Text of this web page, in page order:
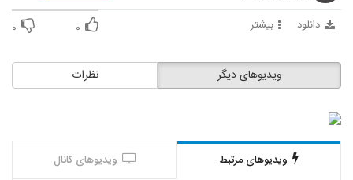
دانلود بیشتر ۰ ۰
نظرات ویدیوهای دیگر
ویدیوهای مرتبط ویدیوهای کانال